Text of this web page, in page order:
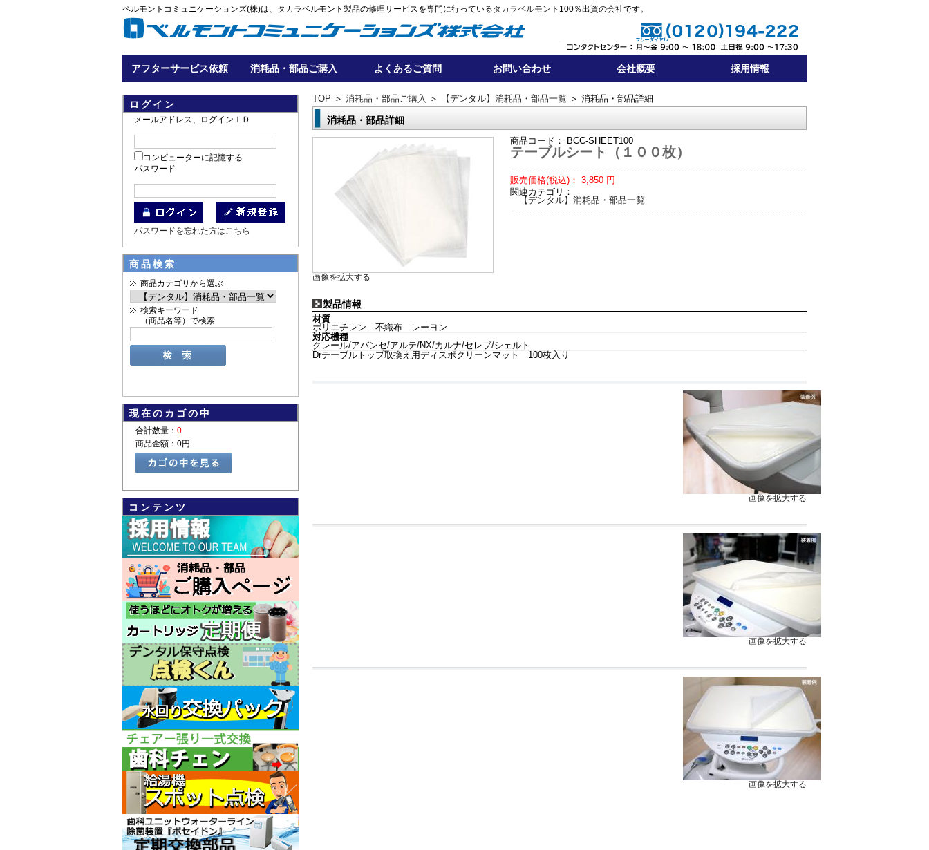
ベルモントコミュニケーションズ(株)は、タカラベルモント製品の修理サービスを専門に行っているタカラベルモント 100％出資の会社です。
アフターサービス依頼 消耗品・部品ご購入 よくあるご質問 お問い合わせ 会社概要 採用情報
ログイン
メールアドレス、ログインＩＤ
コンピューターに記憶する
パスワード
パスワードを忘れた方はこちら
商品検索
商品カテゴリから選ぶ
検索キーワード
（商品名等）で検索
現在のカゴの中
合計数量： 0
商品金額： 0円
コンテンツ
TOP ＞ 消耗品・部品ご購入 ＞ 【デンタル】消耗品・部品一覧 ＞ 消耗品・部品詳細
消耗品・部品詳細
画像を拡大する
商品コード： BCC-SHEET100
テーブルシート（１００枚）
販売価格(税込)： 3,850 円
関連カテゴリ：
【デンタル】消耗品・部品一覧
製品情報
材質
ポリエチレン 不織布 レーヨン
対応機種
クレール/アバンセ/アルテ/NX/カルナ/セレブ/シェルト
Drテーブルトップ取換え用ディスポクリーンマット 100枚入り
画像を拡大する
画像を拡大する
画像を拡大する